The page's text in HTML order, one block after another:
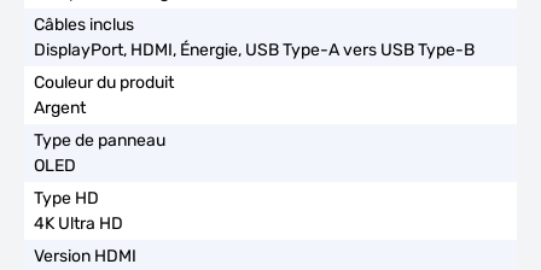
DisplayPort, HDMI, Énergie, USB Type-A vers USB Type-B
Argent
OLED
4K Ultra HD